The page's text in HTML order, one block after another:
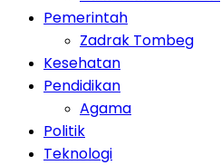
Pemerintah
Zadrak Tombeg
Kesehatan
Pendidikan
Agama
Politik
Teknologi